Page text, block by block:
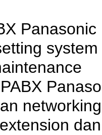
Panasonic
system
networking